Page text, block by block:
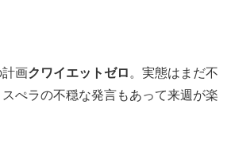
計画クワイエットゼロ 。実態はまだ不
ぺラの不穏な発言もあって来週が楽